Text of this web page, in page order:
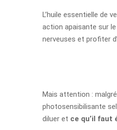
L’huile essentielle de
action apaisante sur
nerveuses et profiter
Mais attention :
photosensibilisante
diluer et ce qu’il faut